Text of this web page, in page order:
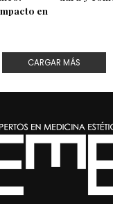
en
CARGAR MÁS